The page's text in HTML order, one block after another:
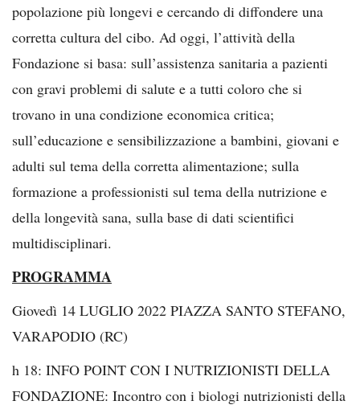
popolazione più longevi e cercando di diffondere una
corretta cultura del cibo. Ad oggi, l’attività della
Fondazione si basa: sull’assistenza sanitaria a pazienti
con gravi problemi di salute e a tutti coloro che si
trovano in una condizione economica critica;
sull’educazione e sensibilizzazione a bambini, giovani e
adulti sul tema della corretta alimentazione; sulla
formazione a professionisti sul tema della nutrizione e
della longevità sana, sulla base di dati scientifici
multidisciplinari.
PROGRAMMA
Giovedì 14 LUGLIO 2022 PIAZZA SANTO STEFANO,
VARAPODIO (RC)
h 18: INFO POINT CON I NUTRIZIONISTI DELLA
FONDAZIONE: Incontro con i biologi nutrizionisti della